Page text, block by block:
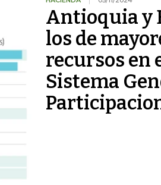
Antioquia y
los de
recursos en
Sistema